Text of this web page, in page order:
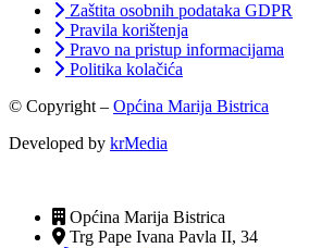
Zaštita osobnih podataka GDPR
Pravila korištenja
Pravo na pristup informacijama
Politika kolačića
© Copyright – Općina Marija Bistrica
Developed by krMedia
Općina Marija Bistrica
Trg Pape Ivana Pavla II, 34